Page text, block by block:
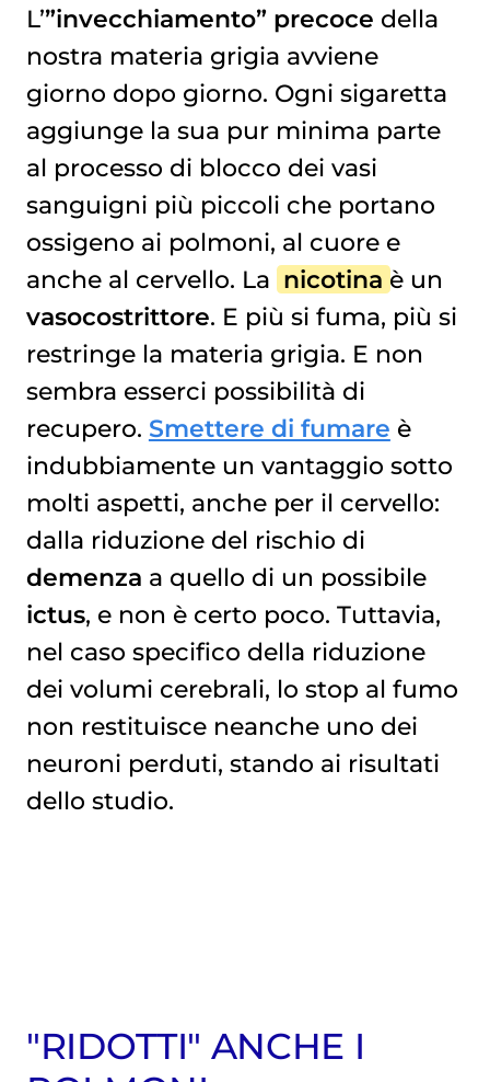
L’”invecchiamento” precoce della
nostra materia grigia avviene
giorno dopo giorno. Ogni sigaretta
aggiunge la sua pur minima parte
al processo di blocco dei vasi
sanguigni più piccoli che portano
ossigeno ai polmoni, al cuore e
anche al cervello. La nicotina è un
vasocostrittore. E più si fuma, più si
restringe la materia grigia. E non
sembra esserci possibilità di
recupero. Smettere di fumare è
indubbiamente un vantaggio sotto
molti aspetti, anche per il cervello:
dalla riduzione del rischio di
demenza a quello di un possibile
ictus, e non è certo poco. Tuttavia,
nel caso specifico della riduzione
dei volumi cerebrali, lo stop al fumo
non restituisce neanche uno dei
neuroni perduti, stando ai risultati
dello studio.
"RIDOTTI" ANCHE I